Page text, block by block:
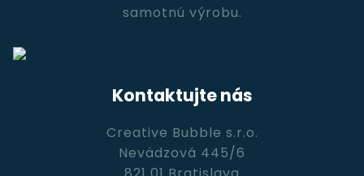
samotnú výrobu.
Kontaktujte nás
Creative Bubble s.r.o.
Nevädzová 445/6